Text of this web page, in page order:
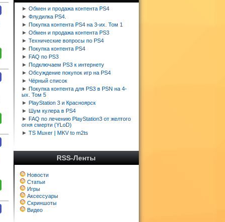
► Обмен и продажа контента PS4
► Флудилка PS4.
► Покупка контента PS4 на 3-их. Том 1
► Обмен и продажа контента PS3
► Технические вопросы по PS4
► Покупка контента PS4
► FAQ по PS3
► Подключаем PS3 к интернету
► Обсуждение покупок игр на PS4
► Чёрный список
► Покупка контента для PS3 в PSN на 4-
ых. Том 5
► PlayStation 3 и Красноярск
► Шум кулера в PS4
► FAQ по лечению PlayStation3 от желтого
огня смерти (YLoD)
► TS Muxer | MKV to m2ts
RSS-Ленты
Новости
Статьи
Игры
Аксессуары
Скриншоты
Видео